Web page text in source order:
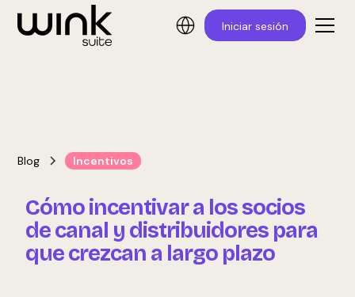
Iniciar sesión
Blog Incentivos
Cómo incentivar a los socios
de canal y distribuidores para
que crezcan a largo plazo